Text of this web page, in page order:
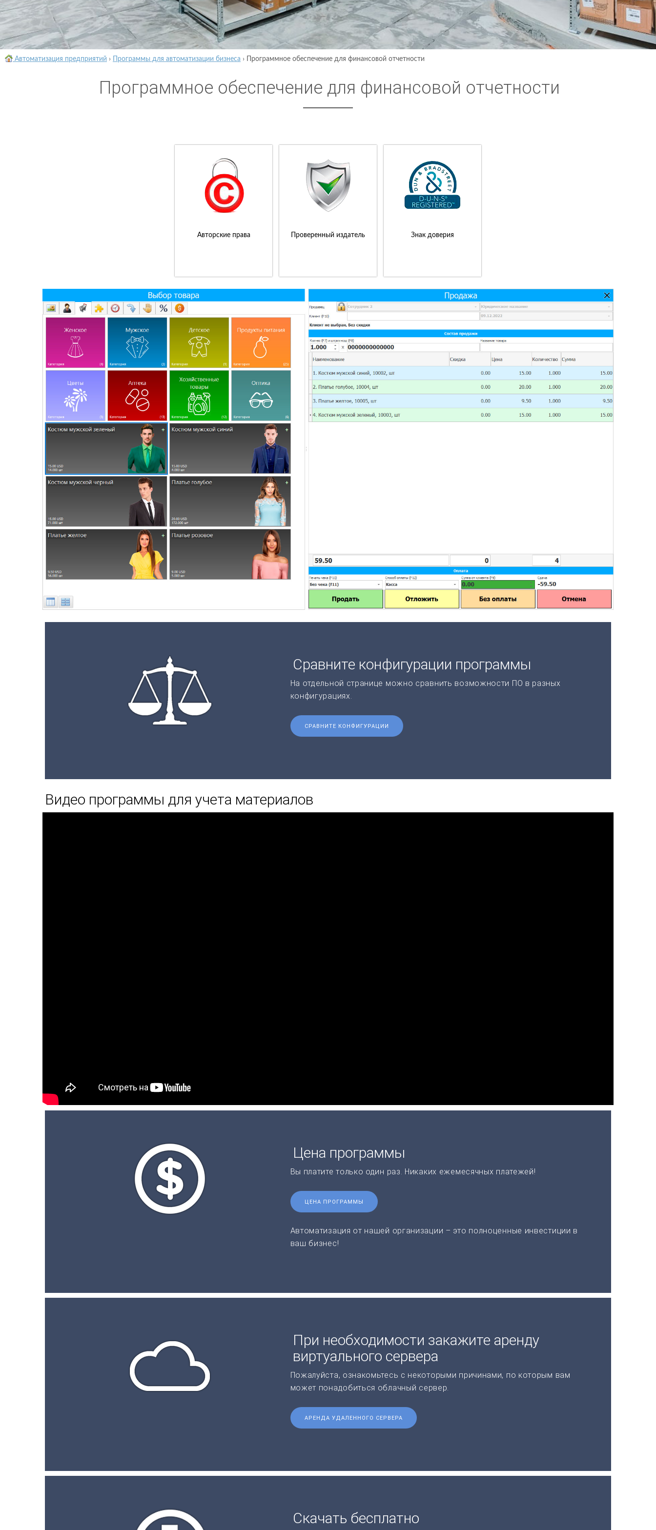
Автоматизация предприятий › Программы для автоматизации бизнеса › Программное обеспечение для финансовой отчетности
Программное обеспечение для финансовой отчетности
Авторские права Проверенный издатель Знак доверия
Сравните конфигурации программы
На отдельной странице можно сравнить возможности ПО в разных
конфигурациях.
СРАВНИТЕ КОНФИГУРАЦИИ
Видео программы для учета материалов
Цена программы
Вы платите только один раз. Никаких ежемесячных платежей!
ЦЕНА ПРОГРАММЫ
Автоматизация от нашей организации – это полноценные инвестиции в
ваш бизнес!
При необходимости закажите аренду
виртуального сервера
Пожалуйста, ознакомьтесь с некоторыми причинами, по которым вам
может понадобиться облачный сервер.
АРЕНДА УДАЛЕННОГО СЕРВЕРА
Скачать бесплатно